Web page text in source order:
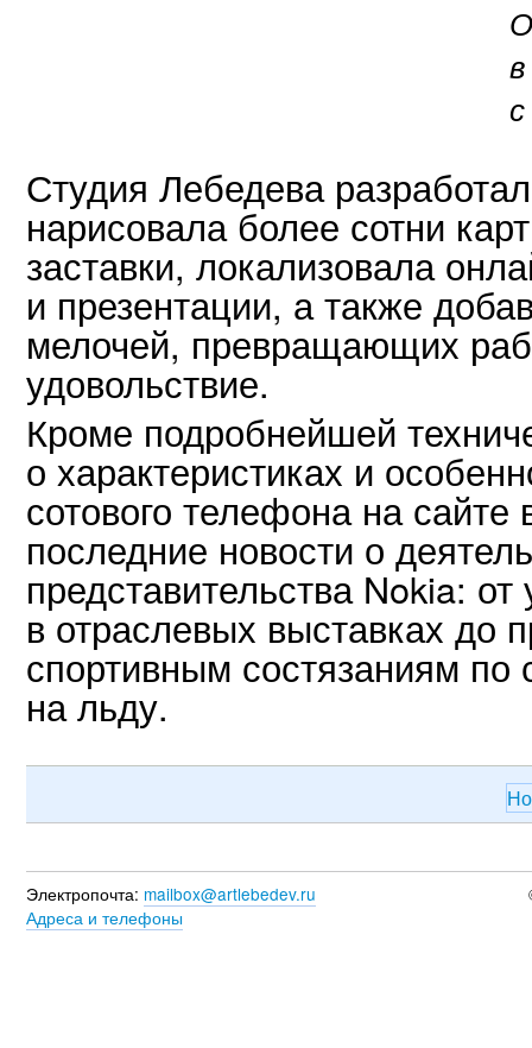
Студия Лебедева
нарисовала более сотни
заставки, локализовала
и презентации, а также
мелочей, превращающих
удовольствие.
Кроме подробнейшей
о характеристиках и
сотового телефона на сайте
последние новости о
представительства Nokia:
в отраслевых выставках до
спортивным состязаниям по
на льду.
Электропочта: mailbox@artlebedev.ru
Адреса и телефоны